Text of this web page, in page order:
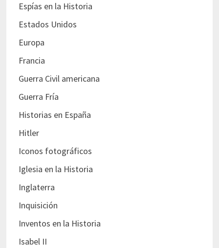
Espías en la Historia
Estados Unidos
Europa
Francia
Guerra Civil americana
Guerra Fría
Historias en España
Hitler
Iconos fotográficos
Iglesia en la Historia
Inglaterra
Inquisición
Inventos en la Historia
Isabel II